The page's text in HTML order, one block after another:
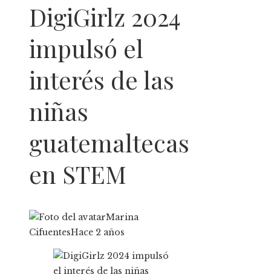
DigiGirlz 2024
impulsó el
interés de las
niñas
guatemaltecas
en STEM
Marina
CifuentesHace 2 años